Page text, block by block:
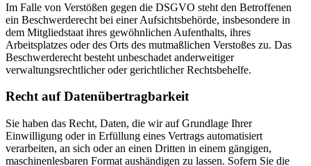
Im Falle von Verstößen gegen die DSGVO steht den Betroffenen
ein Beschwerderecht bei einer Aufsichtsbehörde, insbesondere in
dem Mitgliedstaat ihres gewöhnlichen Aufenthalts, ihres
Arbeitsplatzes oder des Orts des mutmaßlichen Verstoßes zu. Das
Beschwerderecht besteht unbeschadet anderweitiger
verwaltungsrechtlicher oder gerichtlicher Rechtsbehelfe.
Recht auf Daten­übertrag­barkeit
Sie haben das Recht, Daten, die wir auf Grundlage Ihrer
Einwilligung oder in Erfüllung eines Vertrags automatisiert
verarbeiten, an sich oder an einen Dritten in einem gängigen,
maschinenlesbaren Format aushändigen zu lassen. Sofern Sie die